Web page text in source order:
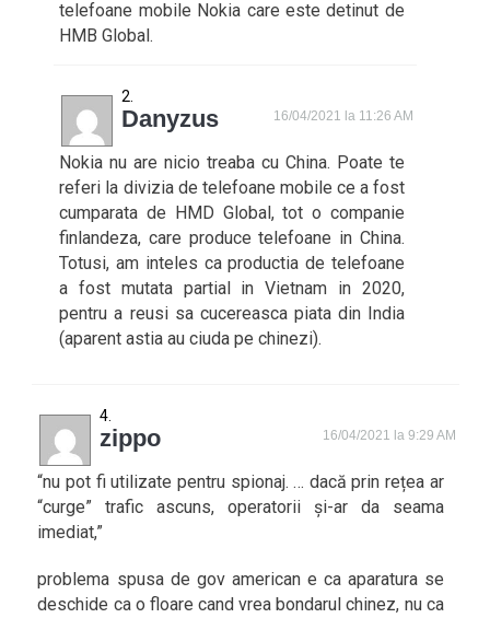
telefoane mobile Nokia care este detinut de
HMB Global.
Danyzus 16/04/2021 la 11:26 AM
Nokia nu are nicio treaba cu China. Poate te
referi la divizia de telefoane mobile ce a fost
cumparata de HMD Global, tot o companie
finlandeza, care produce telefoane in China.
Totusi, am inteles ca productia de telefoane
a fost mutata partial in Vietnam in 2020,
pentru a reusi sa cucereasca piata din India
(aparent astia au ciuda pe chinezi).
zippo 16/04/2021 la 9:29 AM
“nu pot fi utilizate pentru spionaj. … dacă prin rețea ar
“curge” trafic ascuns, operatorii și-ar da seama
imediat,”
problema spusa de gov american e ca aparatura se
deschide ca o floare cand vrea bondarul chinez, nu ca